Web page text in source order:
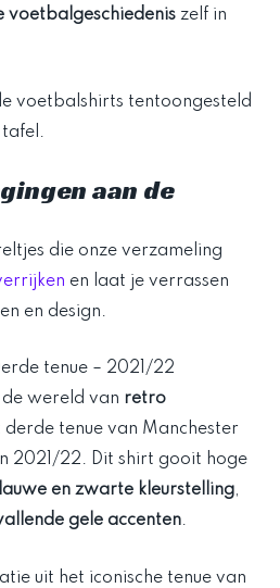
voetbalgeschiedenis zelf in
aan de
die onze verzameling
en laat je verrassen
en design.
tenue – 2021/22
wereld van retro
derde tenue van Manchester
2021/22. Dit shirt gooit hoge
en zwarte kleurstelling,
gele accenten.
uit het iconische tenue van